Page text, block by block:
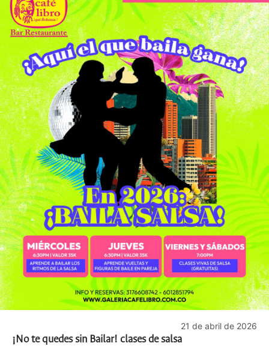
21 de abril de 2026
¡No te quedes sin Bailar! clases de salsa